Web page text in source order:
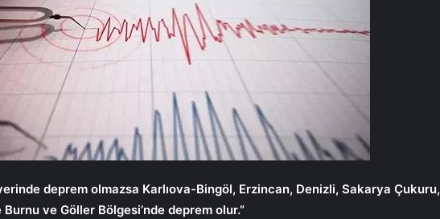
deprem olmazsa Karlıova-Bingöl, Erzincan, Denizli, Sakarya Çukuru,
ve Göller Bölgesi’nde deprem olur.”